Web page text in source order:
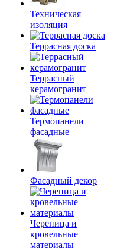
Техническая
изоляция
Террасная доска
Террасный
керамогранит
Термопанели
фасадные
Фасадный декор
Черепица и
кровельные
материалы